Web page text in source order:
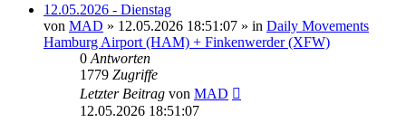
12.05.2026 - Dienstag
von MAD » 12.05.2026 18:51:07 » in Daily Movements
Hamburg Airport (HAM) + Finkenwerder (XFW)
0 Antworten
1779 Zugriffe
Letzter Beitrag von MAD
12.05.2026 18:51:07